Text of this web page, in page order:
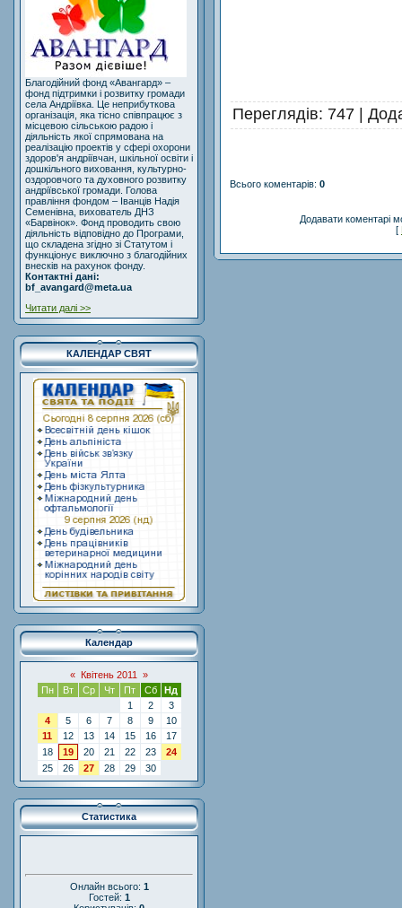
Благодійний фонд «Авангард» –
фонд підтримки і розвитку громади
села Андріївка. Це неприбуткова
організація, яка тісно співпрацює з
місцевою сільською радою і
діяльність якої спрямована на
реалізацію проектів у сфері охорони
здоров'я андріївчан, шкільної освіти і
дошкільного виховання, культурно-
оздоровчого та духовного розвитку
андріївської громади. Голова
правління фондом – Іванців Надія
Семенівна, вихователь ДНЗ
«Барвінок». Фонд проводить свою
діяльність відповідно до Програми,
що складена згідно зі Статутом і
функціонує виключно з благодійних
внесків на рахунок фонду.
Контактні дані:
bf_avangard@meta.ua
Читати далі >>
КАЛЕНДАР СВЯТ
Календар
« Квітень 2011
»
Пн
Вт Ср Чт Пт Сб
Нд
1
2
3
4
5 6 7 8 9
10
11
12 13 14 15 16
17
18
19 20 21 22 23
24
25
26 27 28 29 30
Статистика
Онлайн всього: 1
Гостей: 1
Переглядів: 747 |
Всього коментарів: 0
Додавати коментарі
[